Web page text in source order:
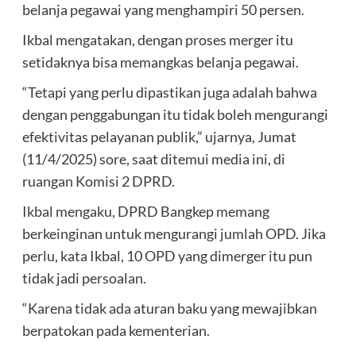
belanja pegawai yang menghampiri 50 persen.
Ikbal mengatakan, dengan proses merger itu
setidaknya bisa memangkas belanja pegawai.
“Tetapi yang perlu dipastikan juga adalah bahwa
dengan penggabungan itu tidak boleh mengurangi
efektivitas pelayanan publik,” ujarnya, Jumat
(11/4/2025) sore, saat ditemui media ini, di
ruangan Komisi 2 DPRD.
Ikbal mengaku, DPRD Bangkep memang
berkeinginan untuk mengurangi jumlah OPD. Jika
perlu, kata Ikbal, 10 OPD yang dimerger itu pun
tidak jadi persoalan.
“Karena tidak ada aturan baku yang mewajibkan
berpatokan pada kementerian.